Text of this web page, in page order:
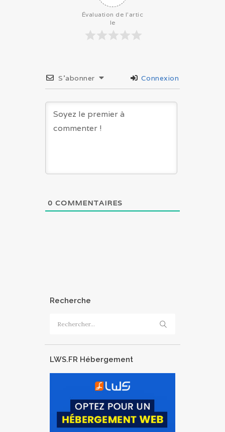
Évaluation de l'artic
le
S’abonner Connexion
0 COMMENTAIRES
Recherche
LWS.FR Hébergement